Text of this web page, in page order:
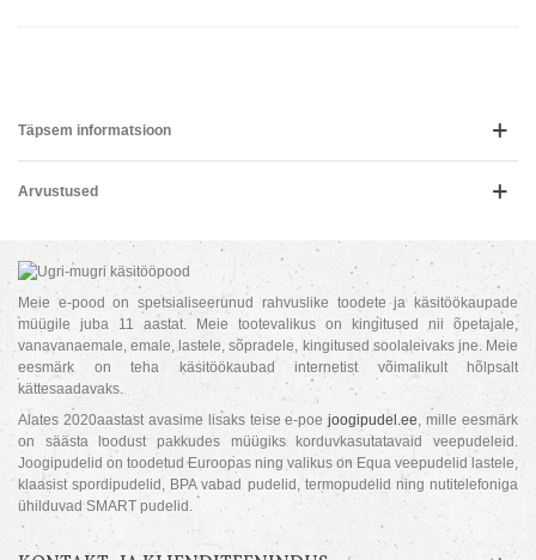
Täpsem informatsioon
Arvustused
Meie e-pood on spetsialiseerunud rahvuslike toodete ja käsitöökaupade
müügile juba 11 aastat. Meie tootevalikus on kingitused nii õpetajale,
vanavanaemale, emale, lastele, sõpradele, kingitused soolaleivaks jne. Meie
eesmärk on teha käsitöökaubad internetist võimalikult hõlpsalt
kättesaadavaks.
Alates 2020aastast avasime lisaks teise e-poejoogipudel.ee, mille eesmärk
on säästa loodust pakkudes müügiks korduvkasutatavaid veepudeleid.
Joogipudelid on toodetud Euroopas ning valikus on Equa veepudelid lastele,
klaasist spordipudelid, BPA vabad pudelid, termopudelid ning nutitelefoniga
ühilduvad SMART pudelid.